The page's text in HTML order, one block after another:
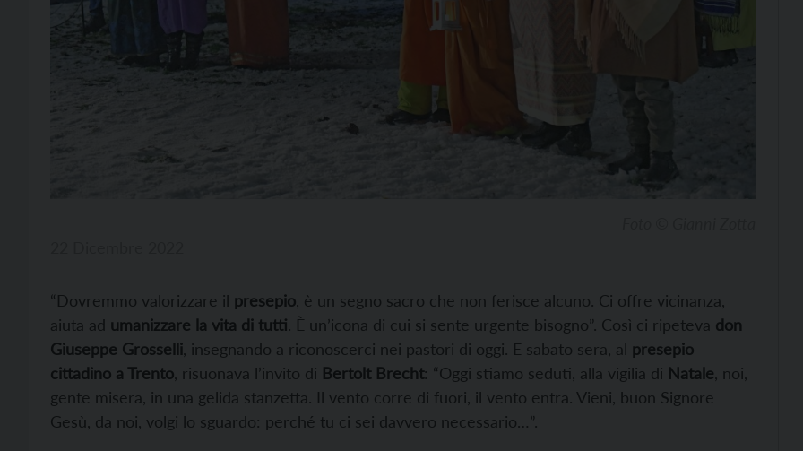
“Dovremmo valorizzare il presepio , è un segno sacro che non ferisce alcuno. Ci offre vicinanza,
aiuta ad umanizzare la vita di tutti. È un’icona di cui si sente urgente bisogno”. Così ci ripeteva don
Giuseppe Grosselli , insegnando a riconoscerci nei pastori di oggi. E sabato sera, al presepio
cittadino a Trento , risuonava l’invito di Bertolt Brecht: “Oggi stiamo seduti, alla vigilia di Natale , noi,
gente misera, in una gelida stanzetta. Il vento corre di fuori, il vento entra. Vieni, buon Signore
Gesù, da noi, volgi lo sguardo: perché tu ci sei davvero necessario…”.